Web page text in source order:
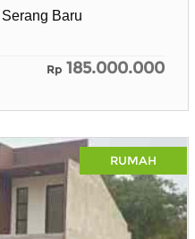
Baru
Rp 185.000.000
RUMAH